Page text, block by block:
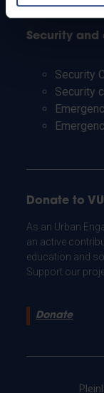
Security and
Security
Security
Donate to
As an Urban
an active
education and
Support our
Donate